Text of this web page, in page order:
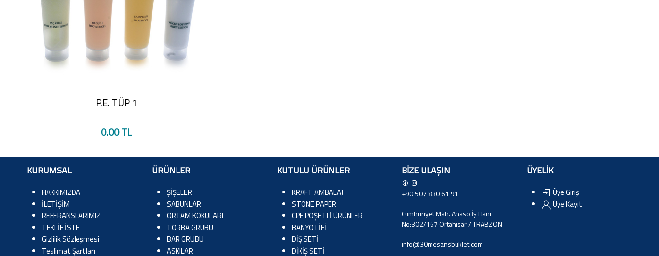
P.E. TÜP 1
0.00 TL
KURUMSAL
HAKKIMIZDA
İLETİŞİM
REFERANSLARIMIZ
TEKLİF İSTE
Gizlilik Sözleşmesi
Teslimat Şartları
ÜRÜNLER
ŞİŞELER
SABUNLAR
ORTAM KOKULARI
TORBA GRUBU
BAR GRUBU
ASKILAR
KUTULU ÜRÜNLER
KRAFT AMBALAJ
STONE PAPER
CPE POŞETLİ ÜRÜNLER
BANYO LİFİ
DİŞ SETİ
DİKİŞ SETİ
BIZE ULAŞIN
+90 507 830 61 91
Cumhuriyet Mah. Anaso İş Hanı
No:302/167 Ortahisar / TRABZON
info@30mesansbuklet.com
ÜYELİK
Üye Giriş
Üye Kayıt